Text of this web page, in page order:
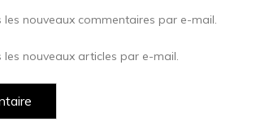
nouveaux commentaires par e-mail.
nouveaux articles par e-mail.